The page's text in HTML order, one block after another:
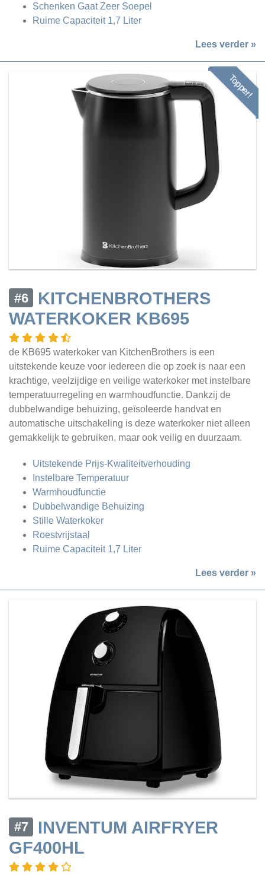
Schenken Gaat Zeer Soepel
Ruime Capaciteit 1,7 Liter
Lees verder »
Topper!
#6
KITCHENBROTHERS
WATERKOKER KB695
de KB695 waterkoker van KitchenBrothers is een
uitstekende keuze voor iedereen die op zoek is naar een
krachtige, veelzijdige en veilige waterkoker met instelbare
temperatuurregeling en warmhoudfunctie. Dankzij de
dubbelwandige behuizing, geïsoleerde handvat en
automatische uitschakeling is deze waterkoker niet alleen
gemakkelijk te gebruiken, maar ook veilig en duurzaam.
Uitstekende Prijs-Kwaliteitverhouding
Instelbare Temperatuur
Warmhoudfunctie
Dubbelwandige Behuizing
Stille Waterkoker
Roestvrijstaal
Ruime Capaciteit 1,7 Liter
Lees verder »
#7
INVENTUM AIRFRYER
GF400HL